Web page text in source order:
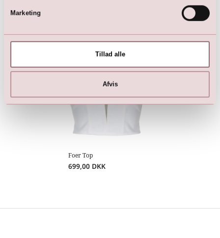
Marketing
Tillad alle
Afvis
1.299,00
Foer Top
699,00 DKK